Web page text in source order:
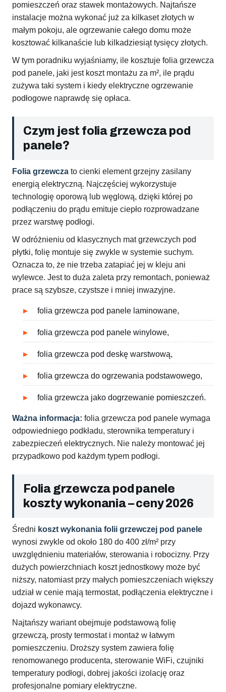
pomieszczeń oraz stawek montażowych. Najtańsze
instalacje można wykonać już za kilkaset złotych w
małym pokoju, ale ogrzewanie całego domu może
kosztować kilkanaście lub kilkadziesiąt tysięcy złotych.
W tym poradniku wyjaśniamy, ile kosztuje folia grzewcza
pod panele, jaki jest koszt montażu za m², ile prądu
zużywa taki system i kiedy elektryczne ogrzewanie
podłogowe naprawdę się opłaca.
Czym jest folia grzewcza pod
panele?
Folia grzewcza to cienki element grzejny zasilany
energią elektryczną. Najczęściej wykorzystuje
technologię oporową lub węglową, dzięki której po
podłączeniu do prądu emituje ciepło rozprowadzane
przez warstwę podłogi.
W odróżnieniu od klasycznych mat grzewczych pod
płytki, folię montuje się zwykle w systemie suchym.
Oznacza to, że nie trzeba zatapiać jej w kleju ani
wylewce. Jest to duża zaleta przy remontach, ponieważ
prace są szybsze, czystsze i mniej inwazyjne.
folia grzewcza pod panele laminowane,
folia grzewcza pod panele winylowe,
folia grzewcza pod deskę warstwową,
folia grzewcza do ogrzewania podstawowego,
folia grzewcza jako dogrzewanie pomieszczeń.
Ważna informacja: folia grzewcza pod panele wymaga
odpowiedniego podkładu, sterownika temperatury i
zabezpieczeń elektrycznych. Nie należy montować jej
przypadkowo pod każdym typem podłogi.
Folia grzewcza pod panele
koszty wykonania – ceny 2026
Średni koszt wykonania folii grzewczej pod panele
wynosi zwykle od około 180 do 400 zł/m² przy
uwzględnieniu materiałów, sterowania i robocizny. Przy
dużych powierzchniach koszt jednostkowy może być
niższy, natomiast przy małych pomieszczeniach większy
udział w cenie mają termostat, podłączenia elektryczne i
dojazd wykonawcy.
Najtańszy wariant obejmuje podstawową folię
grzewczą, prosty termostat i montaż w łatwym
pomieszczeniu. Droższy system zawiera folię
renomowanego producenta, sterowanie WiFi, czujniki
temperatury podłogi, dobrej jakości izolację oraz
profesjonalne pomiary elektryczne.